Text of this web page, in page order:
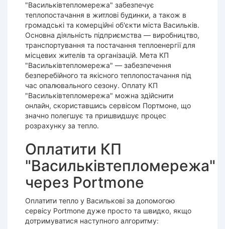
"Васильківтепломережа" забезпечує
теплопостачання в житлові будинки, а також в
громадські та комерційні об'єкти міста Васильків.
Основна діяльність підприємства — виробництво,
транспортування та постачання теплоенергії для
місцевих жителів та організацій. Мета КП
"Васильківтепломережа" — забезпечення
безперебійного та якісного теплопостачання під
час опалювального сезону. Оплату КП
"Васильківтепломережа" можна здійснити
онлайн, скориставшись сервісом Портмоне, що
значно полегшує та пришвидшує процес
розрахунку за тепло.
Оплатити КП
"Васильківтепломережа"
через Portmone
Оплатити тепло у Василькові за допомогою
сервісу Portmone дуже просто та швидко, якщо
дотримуватися наступного алгоритму: